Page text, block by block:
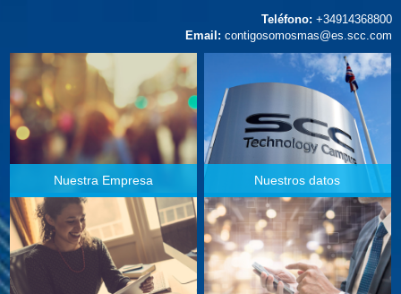
Teléfono: +34914368800
Email: contigosomosmas@es.scc.com
Nuestra Empresa Nuestros datos